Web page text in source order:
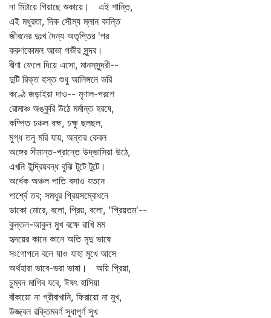
না মিটায়ে গিয়াছে শুকায়ে। এই শান্তি,
এই মধুরতা, দিক সৌম্য ম্লান কান্তি
জীবনের দুঃখ দৈন্য অতৃপ্তির 'পর
করুণকোমল আভা গভীর সুন্দর।
বীণা ফেলে দিয়ে এসো, মানসসুন্দরী--
দুটি রিক্ত হস্ত শুধু আলিঙ্গনে ভরি
কণ্ঠে জড়াইয়া দাও-- মৃণাল-পরশে
রোমাঞ্চ অঙ্কুরি উঠে মর্মান্ত হরষে,
কম্পিত চঞ্চল বক্ষ, চক্ষু ছলছল,
মুগ্ধ তনু মরি যায়, অন্তর কেবল
অঙ্গের সীমান্ত-প্রান্তে উদ্ভাসিয়া উঠে,
এখনি ইন্দ্রিয়বন্ধ বুঝি টুটে টুটে।
অর্ধেক অঞ্চল পাতি বসাও যতনে
পার্শ্বে তব; সমধুর প্রিয়সম্বোধনে
ডাকো মোরে, বলো, প্রিয়, বলো, "প্রিয়তম'--
কুন্তল-আকুল মুখ বক্ষে রাখি মম
হৃদয়ের কানে কানে অতি মৃদু ভাষে
সংগোপনে বলে যাও যাহা মুখে আসে
অর্থহারা ভাবে-ভরা ভাষা। অয়ি প্রিয়া,
চুম্বন মাগিব যবে, ঈষৎ হাসিয়া
বাঁকায়ো না গ্রীবাখানি, ফিরায়ো না মুখ,
উজ্জ্বল রক্তিমবর্ণ সুধাপূর্ণ সুখ